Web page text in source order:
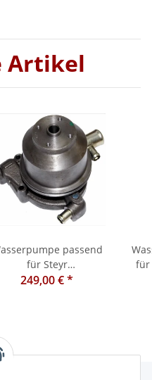
Artikel
passend
für Steyr
8055/8060/8065/8070/8075/
249,00 €*
für